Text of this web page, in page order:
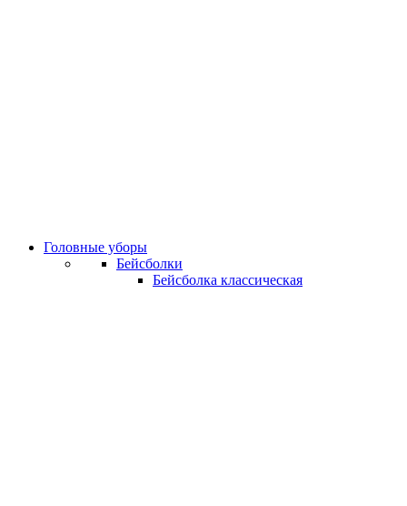
Головные уборы
Бейсболки
Бейсболка классическая